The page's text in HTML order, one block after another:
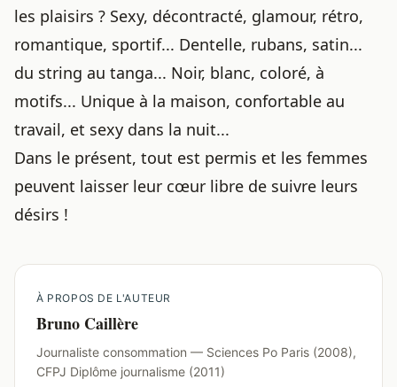
les plaisirs ? Sexy, décontracté, glamour, rétro,
romantique, sportif... Dentelle, rubans, satin...
du string au tanga... Noir, blanc, coloré, à
motifs... Unique à la maison, confortable au
travail, et sexy dans la nuit...
Dans le présent, tout est permis et les femmes
peuvent laisser leur cœur libre de suivre leurs
désirs !
À PROPOS DE L'AUTEUR
Bruno Caillère
Journaliste consommation — Sciences Po Paris (2008),
CFPJ Diplôme journalisme (2011)